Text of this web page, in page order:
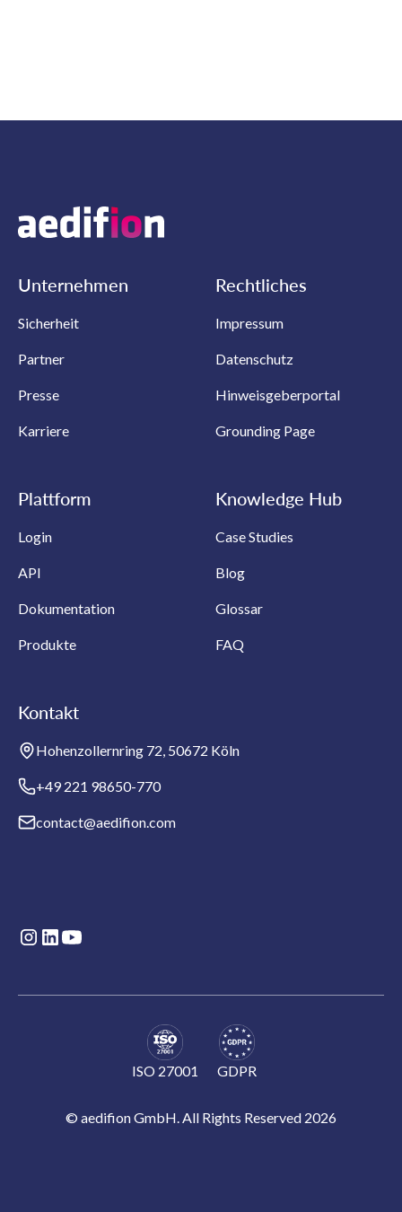
Unternehmen
Sicherheit
Partner
Presse
Karriere
Rechtliches
Impressum
Datenschutz
Hinweisgeberportal
Grounding Page
Plattform
Login
API
Dokumentation
Produkte
Knowledge Hub
Case Studies
Blog
Glossar
FAQ
Kontakt
Hohenzollernring 72, 50672 Köln
+49 221 98650-770
contact@aedifion.com
© aedifion GmbH. All Rights Reserved 2026
ISO 27001 GDPR